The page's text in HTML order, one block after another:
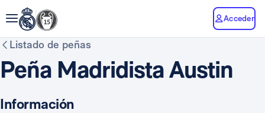
Acceder
Listado de peñas
Peña Madridista Austin
Información